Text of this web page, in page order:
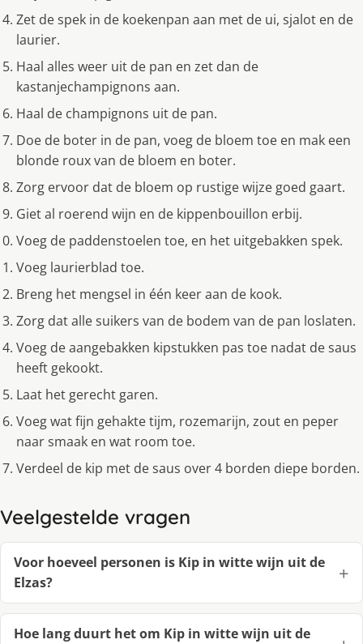
Zet de spek in de koekenpan aan met de ui, sjalot en de
laurier.
Haal alles weer uit de pan en zet dan de
kastanjechampignons aan.
Haal de champignons uit de pan.
Doe de boter in de pan, voeg de bloem toe en mak een
blonde roux van de bloem en boter.
Zorg ervoor dat de bloem op rustige wijze goed gaart.
Giet al roerend wijn en de kippenbouillon erbij.
Voeg de paddenstoelen toe, en het uitgebakken spek.
Voeg laurierblad toe.
Breng het mengsel in één keer aan de kook.
Zorg dat alle suikers van de bodem van de pan loslaten.
Voeg de aangebakken kipstukken pas toe nadat de saus
heeft gekookt.
Laat het gerecht garen.
Voeg wat fijn gehakte tijm, rozemarijn, zout en peper
naar smaak en wat room toe.
Verdeel de kip met de saus over 4 borden diepe borden.
Veelgestelde vragen
Voor hoeveel personen is Kip in witte wijn uit de
Elzas?
Hoe lang duurt het om Kip in witte wijn uit de